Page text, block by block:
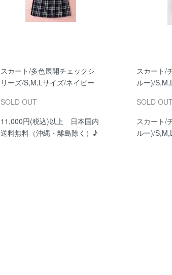
スカート/多色展開チェックシ
リーズ/S,M,Lサイズ/ネイビー
SOLD OUT
11,000円(税込)以上 日本国内
送料無料（沖縄・離島除く）♪
スカート/
ルー)/
SOLD
スカート/
ルー)/